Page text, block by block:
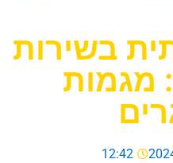
בשירות
מגמות
12:42